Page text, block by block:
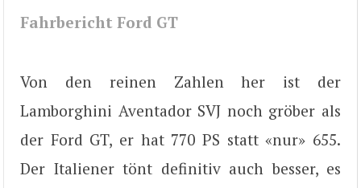
Fahrbericht Ford GT
Von den reinen Zahlen her ist der
Lamborghini Aventador SVJ noch gröber als
der Ford GT, er hat 770 PS statt «nur» 655.
Der Italiener tönt definitiv auch besser, es